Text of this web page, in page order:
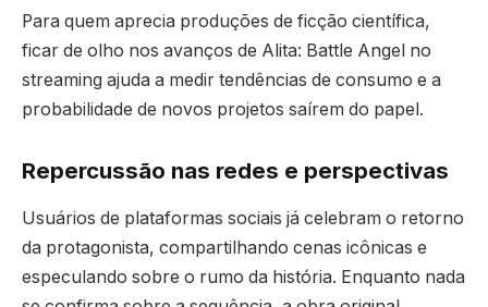
Para quem aprecia produções de ficção científica,
ficar de olho nos avanços de Alita: Battle Angel no
streaming ajuda a medir tendências de consumo e a
probabilidade de novos projetos saírem do papel.
Repercussão nas redes e perspectivas
Usuários de plataformas sociais já celebram o retorno
da protagonista, compartilhando cenas icônicas e
especulando sobre o rumo da história. Enquanto nada